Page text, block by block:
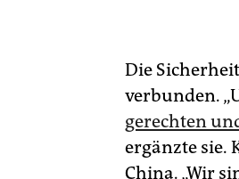
Die
verbunden.
gerechten
ergänzte sie.
China. „Wir